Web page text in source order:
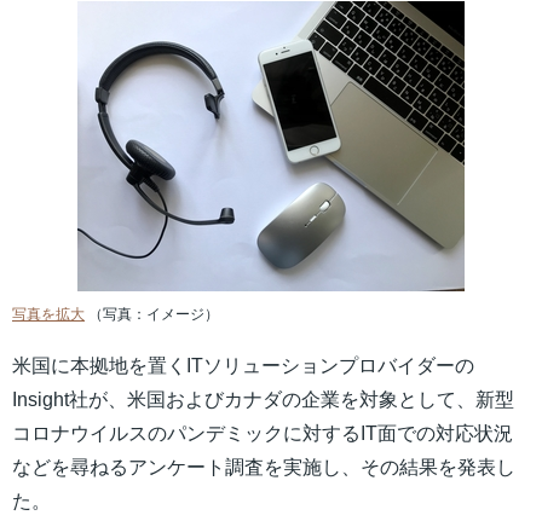
写真を拡大 （写真：イメージ）
米国に本拠地を置くITソリューションプロバイダーの
Insight社が、米国およびカナダの企業を対象として、新型
コロナウイルスのパンデミックに対するIT面での対応状況
などを尋ねるアンケート調査を実施し、その結果を発表し
た。